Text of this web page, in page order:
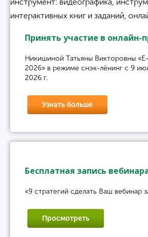
Принять участие в онлайн-
Никишиной Татьяны Викторовны
2026» в режиме снэк-лёнинг с 9
2026 г.
Узнать больше
Бесплатная запись
«9 стратегий сделать Ваш вебинар
Просмотреть